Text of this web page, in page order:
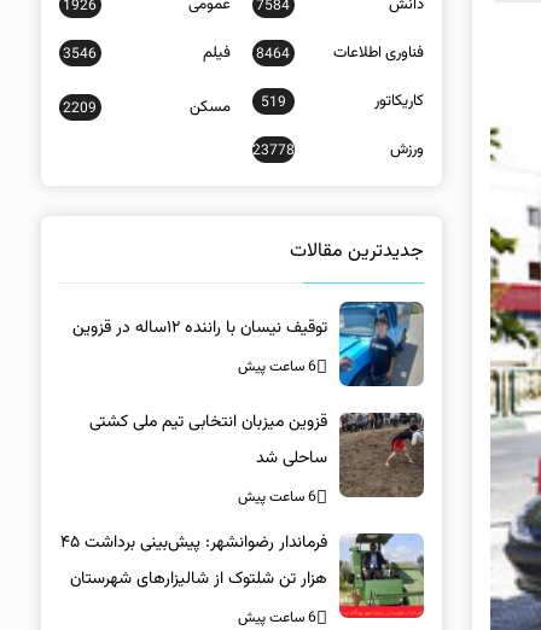
7584
1926
فناوری اطلاعات 8464 فیلم 3546
کاریکاتور 519 مسکن 2209
ورزش 23778
جدیدترین مقالات
توقیف نیسان با راننده ۱۲ساله در قزوین
6 ساعت پیش
قزوین میزبان انتخابی تیم ملی کشتی
ساحلی شد
6 ساعت پیش
فرماندار رضوانشهر: پیش‌بینی برداشت ۴۵
هزار تن شلتوک از شالیزارهای شهرستان
6 ساعت پیش